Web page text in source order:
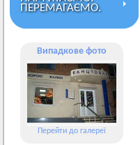
ПЕРЕМАГАЄМО.
Випадкове фото
Перейти до галереї